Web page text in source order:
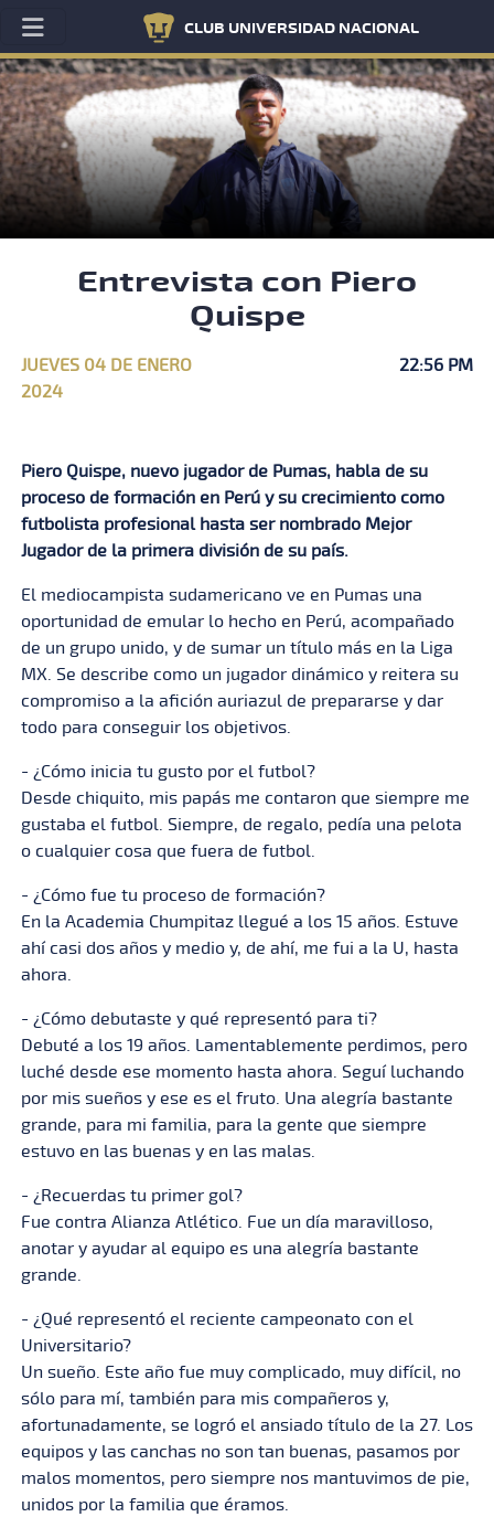
CLUB UNIVERSIDAD NACIONAL
Entrevista con Piero
Quispe
JUEVES 04 DE ENERO
2024
22:56 PM
Piero Quispe, nuevo jugador de Pumas, habla de su
proceso de formación en Perú y su crecimiento como
futbolista profesional hasta ser nombrado Mejor
Jugador de la primera división de su país.
El mediocampista sudamericano ve en Pumas una
oportunidad de emular lo hecho en Perú, acompañado
de un grupo unido, y de sumar un título más en la Liga
MX. Se describe como un jugador dinámico y reitera su
compromiso a la afición auriazul de prepararse y dar
todo para conseguir los objetivos.
- ¿Cómo inicia tu gusto por el futbol?
Desde chiquito, mis papás me contaron que siempre me
gustaba el futbol. Siempre, de regalo, pedía una pelota
o cualquier cosa que fuera de futbol.
- ¿Cómo fue tu proceso de formación?
En la Academia Chumpitaz llegué a los 15 años. Estuve
ahí casi dos años y medio y, de ahí, me fui a la U, hasta
ahora.
- ¿Cómo debutaste y qué representó para ti?
Debuté a los 19 años. Lamentablemente perdimos, pero
luché desde ese momento hasta ahora. Seguí luchando
por mis sueños y ese es el fruto. Una alegría bastante
grande, para mi familia, para la gente que siempre
estuvo en las buenas y en las malas.
- ¿Recuerdas tu primer gol?
Fue contra Alianza Atlético. Fue un día maravilloso,
anotar y ayudar al equipo es una alegría bastante
grande.
- ¿Qué representó el reciente campeonato con el
Universitario?
Un sueño. Este año fue muy complicado, muy difícil, no
sólo para mí, también para mis compañeros y,
afortunadamente, se logró el ansiado título de la 27. Los
equipos y las canchas no son tan buenas, pasamos por
malos momentos, pero siempre nos mantuvimos de pie,
unidos por la familia que éramos.